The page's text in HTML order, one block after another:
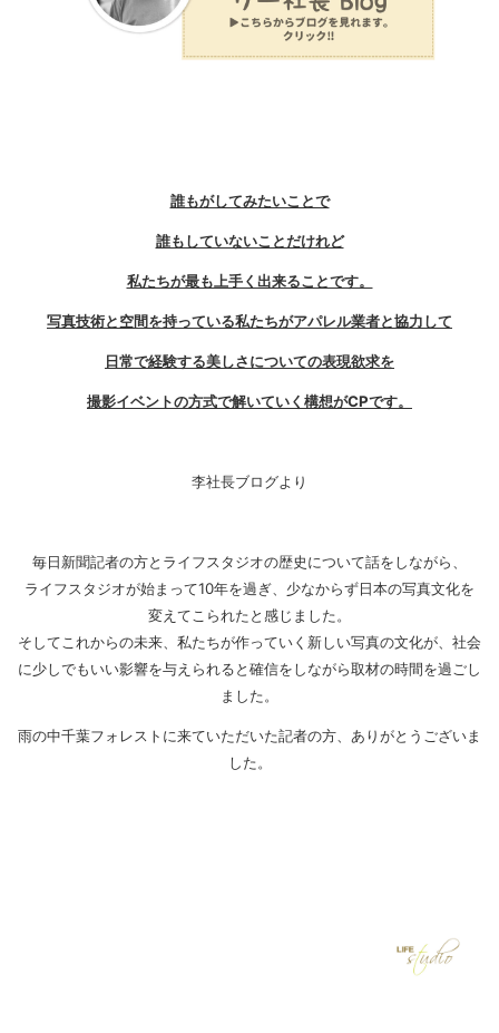
誰もがしてみたいことで
誰もしていないことだけれど
私たちが最も上手く出来ることです。
写真技術と空間を持っている私たちがアパレル業者と協力して
日常で経験する美しさについての表現欲求を
撮影イベントの方式で解いていく構想がCPです。
李社長ブログより
毎日新聞記者の方とライフスタジオの歴史について話をしながら、
ライフスタジオが始まって10年を過ぎ、少なからず日本の写真文化を
変えてこられたと感じました。
そしてこれからの未来、私たちが作っていく新しい写真の文化が、社会
に少しでもいい影響を与えられると確信をしながら取材の時間を過ごし
ました。
雨の中千葉フォレストに来ていただいた記者の方、ありがとうございま
した。